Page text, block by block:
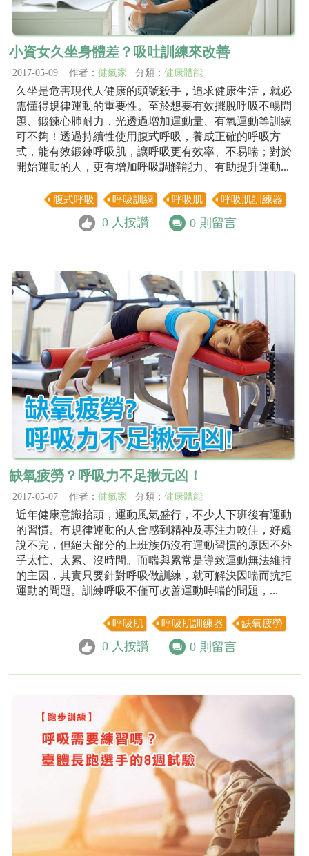
小資女久坐身體差？吸吐訓練來改善
2017-05-09 作者： 健氣家 分類： 健康體能
久坐是危害現代人健康的頭號殺手，追求健康生活，就必
需懂得規律運動的重要性。至於想要有效擺脫呼吸不暢問
題、鍛鍊心肺耐力，光透過增加運動量、有氧運動等訓練
可不夠！透過持續性使用腹式呼吸，養成正確的呼吸方
式，能有效鍛鍊呼吸肌，讓呼吸更有效率、不易喘；對於
開始運動的人，更有增加呼吸調解能力、有助提升運動...
腹式呼吸 呼吸訓練 呼吸肌 呼吸肌訓練器
0 人按讚 0 則留言
缺氧疲勞？呼吸力不足揪元凶！
2017-05-07 作者： 健氣家 分類： 健康體能
近年健康意識抬頭，運動風氣盛行，不少人下班後有運動
的習慣。有規律運動的人會感到精神及專注力較佳，好處
說不完，但絕大部分的上班族仍沒有運動習慣的原因不外
乎太忙、太累、沒時間。而喘與累常是導致運動無法維持
的主因，其實只要針對呼吸做訓練，就可解決因喘而抗拒
運動的問題。訓練呼吸不僅可改善運動時喘的問題，...
呼吸肌 呼吸肌訓練器 缺氧疲勞
0 人按讚 0 則留言